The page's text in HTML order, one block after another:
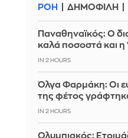
ΡΟΗ ΔΗΜΟΦΙΛΗ
Παναθηναϊκός: Ο
καλά ποσοστά και η
IN 2 HOURS
Όλγα Φαρμάκη: Οι
της φέτος
IN 2 HOURS
Ολυμπιακός: